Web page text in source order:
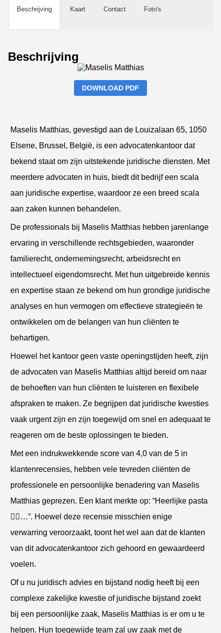
Beschrijving Kaart Contact Foto's
Beschrijving
DOWNLOAD PDF
Maselis Matthias, gevestigd aan de Louizalaan 65, 1050
Elsene, Brussel, België, is een advocatenkantoor dat
bekend staat om zijn uitstekende juridische diensten. Met
meerdere advocaten in huis, biedt dit bedrijf een scala
aan juridische expertise, waardoor ze een breed scala
aan zaken kunnen behandelen.
De professionals bij Maselis Matthias hebben jarenlange
ervaring in verschillende rechtsgebieden, waaronder
familierecht, ondernemingsrecht, arbeidsrecht en
intellectueel eigendomsrecht. Met hun uitgebreide kennis
en expertise staan ze bekend om hun grondige juridische
analyses en hun vermogen om effectieve strategieën te
ontwikkelen om de belangen van hun cliënten te
behartigen.
Hoewel het kantoor geen vaste openingstijden heeft, zijn
de advocaten van Maselis Matthias altijd bereid om naar
de behoeften van hun cliënten te luisteren en flexibele
afspraken te maken. Ze begrijpen dat juridische kwesties
vaak urgent zijn en zijn toegewijd om snel en adequaat te
reageren om de beste oplossingen te bieden.
Met een indrukwekkende score van 4,0 van de 5 in
klantenrecensies, hebben vele tevreden cliënten de
professionele en persoonlijke benadering van Maselis
Matthias geprezen. Een klant merkte op: “Heerlijke pasta
☝🏼…”. Hoewel deze recensie misschien enige
verwarring veroorzaakt, toont het wel aan dat de klanten
van dit advocatenkantoor zich gehoord en gewaardeerd
voelen.
Of u nu juridisch advies en bijstand nodig heeft bij een
complexe zakelijke kwestie of juridische bijstand zoekt
bij een persoonlijke zaak, Maselis Matthias is er om u te
helpen. Hun toegewijde team zal uw zaak met de